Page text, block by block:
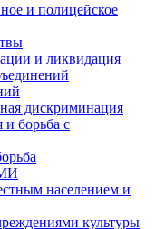
и полицейское
и ликвидация
дискриминация
борьба с
населением и
культуры